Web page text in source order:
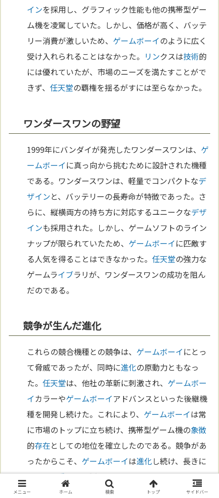
インを採用し、グラフィック性能も他の携帯型ゲー
ム機を凌駕していた。しかし、価格が高く、バッテ
リー消費が激しいため、 ゲームボーイのように広く
受け入れられることはなかった。 リンクスは技術的
には優れていたが、市場のニーズを満たすことがで
きず、任天堂の覇権を揺るがすには至らなかった。
ワンダースワンの野望
1999年にバンダイが発売したワンダースワンは、 ゲ
ームボーイに真っ向から挑むために設計された機種
である。ワンダースワンは、軽量でコンパクトなデ
ザインと、バッテリーの長寿命が特徴であった。さ
らに、縦横両方の持ち方に対応するユニークなデザ
インも採用された。しかし、ゲームソフトのライン
ナップが限られていたため、 ゲームボーイに匹敵す
る人気を得ることはできなかった。任天堂の強力な
ゲームライブラリが、ワンダースワンの成功を阻ん
だのである。
競争が生んだ進化
これらの競合機種との競争は、 ゲームボーイにとっ
て脅威であったが、同時に進化の原動力ともなっ
た。任天堂は、他社の革新に刺激され、 ゲームボー
イカラーやゲームボーイアドバンスといった後継機
種を開発し続けた。これにより、 ゲームボーイは常
に市場のトップに立ち続け、携帯型ゲーム機の象徴
的存在としての地位を確立したのである。競争があ
ったからこそ、 ゲームボーイは進化し続け、長きに
わたって愛される製品となったのである。
メニュー ホーム 検索 トップ サイドバー